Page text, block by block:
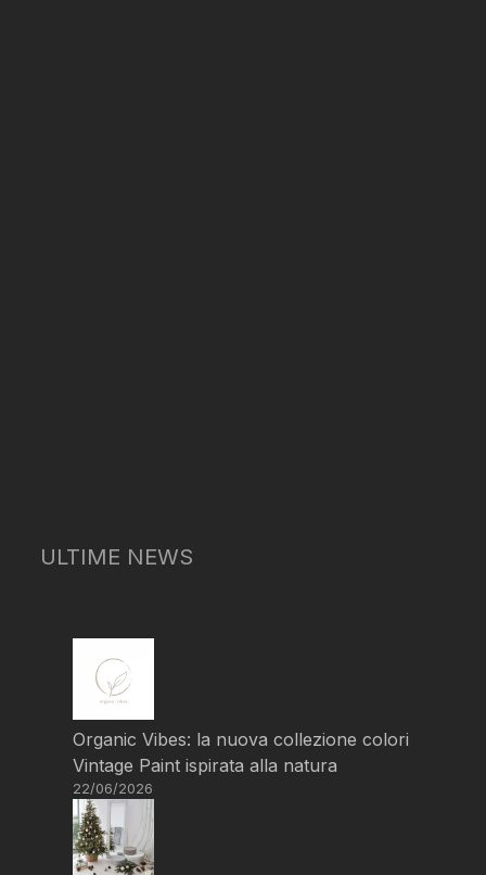
ULTIME NEWS
Organic Vibes: la nuova collezione colori
Vintage Paint ispirata alla natura
22/06/2026